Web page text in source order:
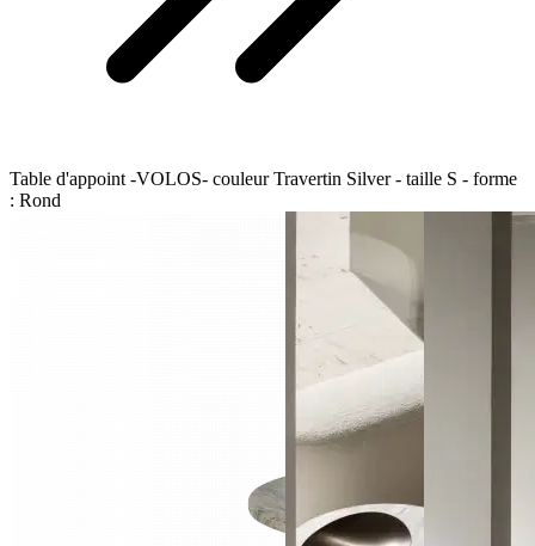
Table d'appoint -VOLOS- couleur Travertin Silver - taille S - forme
: Rond